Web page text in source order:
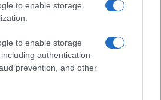
to enable storage
to enable storage
authentication
prevention, and other
munkálatait az elmúlt
A hozzávetőleg 57 tonna
az alapkőzetről,
körbe annak
emelés közben.